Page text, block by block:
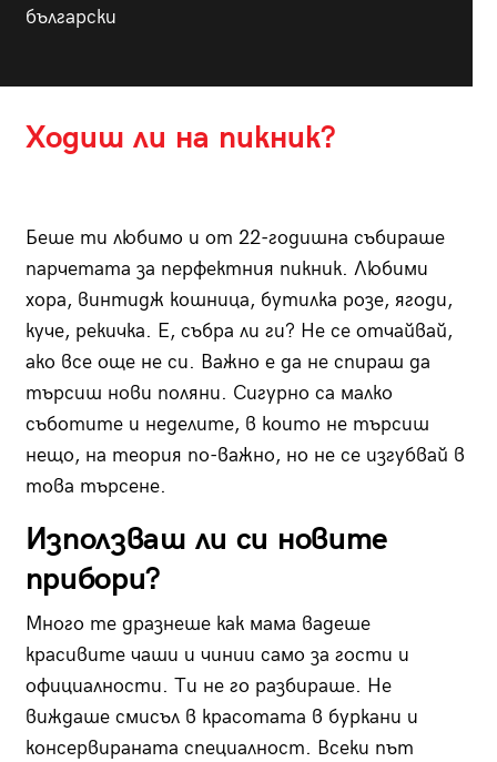
български
Ходиш ли на пикник?
Беше ти любимо и от 22-годишна събираше
парчетата за перфектния пикник. Любими
хора, винтидж кошница, бутилка розе, ягоди,
куче, рекичка. Е, събра ли ги? Не се отчайвай,
ако все още не си. Важно е да не спираш да
търсиш нови поляни. Сигурно са малко
съботите и неделите, в които не търсиш
нещо, на теория по-важно, но не се изгубвай в
това търсене.
Използваш ли си новите
прибори?
Много те дразнеше как мама вадеше
красивите чаши и чинии само за гости и
официалности. Ти не го разбираше. Не
виждаше смисъл в красотата в буркани и
консервираната специалност. Всеки път